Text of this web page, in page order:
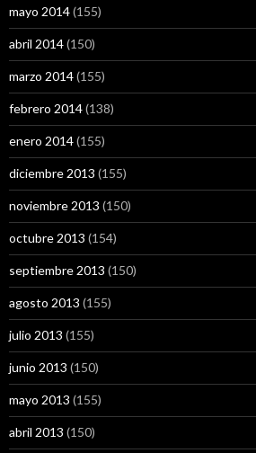
mayo 2014(155)
abril 2014(150)
marzo 2014(155)
febrero 2014(138)
enero 2014(155)
diciembre 2013 (155)
noviembre 2013 (150)
octubre 2013 (154)
septiembre 2013 (150)
agosto 2013 (155)
julio 2013 (155)
junio 2013 (150)
mayo 2013 (155)
abril 2013 (150)